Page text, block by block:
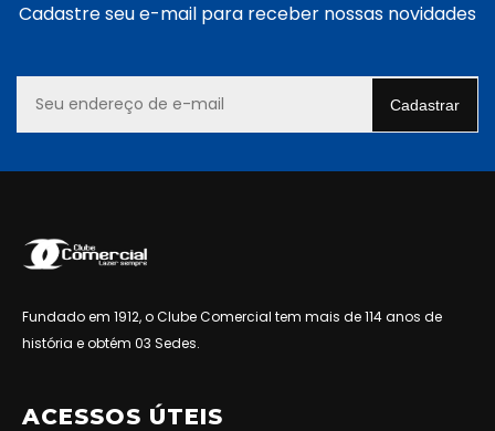
Cadastre seu e-mail para receber nossas novidades
Fundado em 1912, o Clube Comercial tem mais de 114 anos de
história e obtém 03 Sedes.
ACESSOS ÚTEIS